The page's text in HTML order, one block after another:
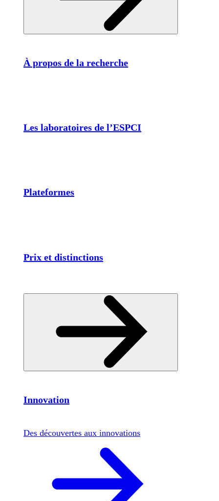
À propos de la recherche
Les laboratoires de l’ESPCI
Plateformes
Prix et distinctions
Innovation
Des découvertes aux innovations